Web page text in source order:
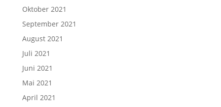
Oktober 2021
September 2021
August 2021
Juli 2021
Juni 2021
Mai 2021
April 2021